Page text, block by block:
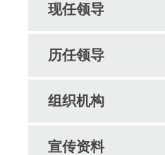
现任领导
历任领导
组织机构
宣传资料